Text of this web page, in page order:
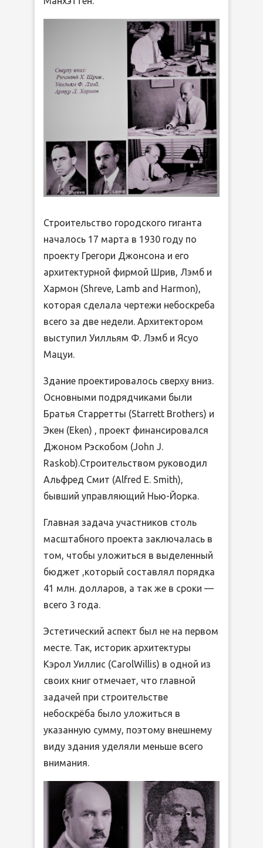
Строительство городского гиганта
началось 17 марта в 1930 году по
проекту Грегори Джонсона и его
архитектурной фирмой Шрив, Лэмб и
Хармон (Shreve, Lamb and Harmon),
которая сделала чертежи небоскреба
всего за две недели. Архитектором
выступил Уилльям Ф. Лэмб и Ясуо
Мацуи.
Здание проектировалось сверху вниз.
Основными подрядчиками были
Братья Старретты (Starrett Brothers) и
Экен (Eken) , проект финансировался
Джоном Рэскобом (John J.
Raskob).Строительством руководил
Альфред Смит (Alfred E. Smith),
бывший управляющий Нью-Йорка.
Главная задача участников столь
масштабного проекта заключалась в
том, чтобы уложиться в выделенный
бюджет ,который составлял порядка
41 млн. долларов, а так же в сроки —
всего 3 года.
Эстетический аспект был не на первом
месте. Так, историк архитектуры
Кэрол Уиллис (CarolWillis) в одной из
своих книг отмечает, что главной
задачей при строительстве
небоскрёба было уложиться в
указанную сумму, поэтому внешнему
виду здания уделяли меньше всего
внимания.